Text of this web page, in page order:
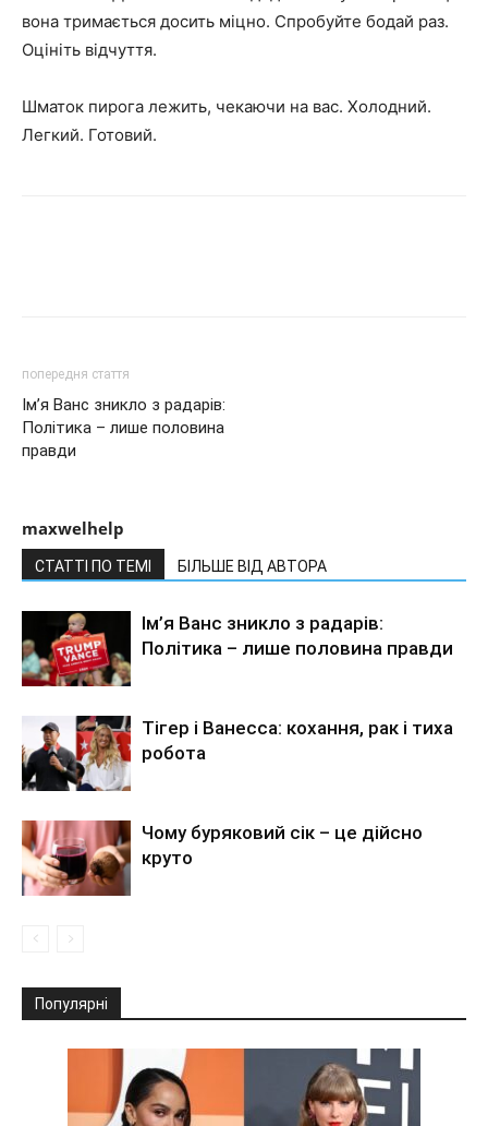
вона тримається досить міцно. Спробуйте бодай раз.
Оцініть відчуття.
Шматок пирога лежить, чекаючи на вас. Холодний.
Легкий. Готовий.
попередня стаття
Ім’я Ванс зникло з радарів:
Політика – лише половина
правди
maxwelhelp
СТАТТІ ПО ТЕМІ БІЛЬШЕ ВІД АВТОРА
Ім’я Ванс зникло з радарів:
Політика – лише половина правди
Тігер і Ванесса: кохання, рак і тиха
робота
Чому буряковий сік – це дійсно
круто
Популярні